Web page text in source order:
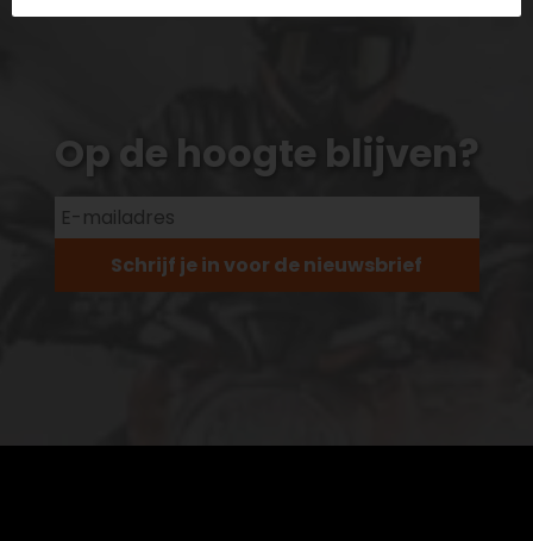
Op de hoogte blijven?
Schrijf je in voor de nieuwsbrief